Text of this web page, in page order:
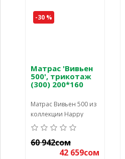
-30 %
Матрас 'Вивьен
500', трикотаж
(300) 200*160
Матрас Вивьен 500 из
коллекции Happy
Dream — это
надежная модель,
которая подойдет в
60 942сом
42 659сом